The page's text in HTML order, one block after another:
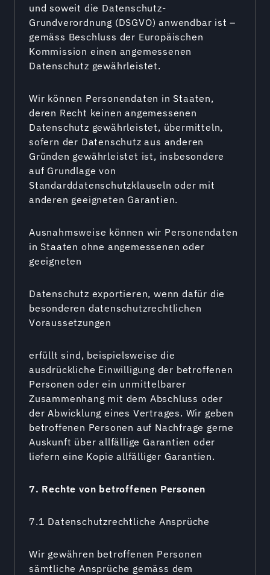
und soweit die Datenschutz-
Grundverordnung (DSGVO) anwendbar ist –
gemäss Beschluss der Europäischen
Kommission einen angemessenen
Datenschutz gewährleistet.
Wir können Personendaten in Staaten,
deren Recht keinen angemessenen
Datenschutz gewährleistet, übermitteln,
sofern der Datenschutz aus anderen
Gründen gewährleistet ist, insbesondere
auf Grundlage von
Standarddatenschutzklauseln oder mit
anderen geeigneten Garantien.
Ausnahmsweise können wir Personendaten
in Staaten ohne angemessenen oder
geeigneten
Datenschutz exportieren, wenn dafür die
besonderen datenschutzrechtlichen
Voraussetzungen
erfüllt sind, beispielsweise die
ausdrückliche Einwilligung der betroffenen
Personen oder ein unmittelbarer
Zusammenhang mit dem Abschluss oder
der Abwicklung eines Vertrages. Wir geben
betroffenen Personen auf Nachfrage gerne
Auskunft über allfällige Garantien oder
liefern eine Kopie allfälliger Garantien.
7. Rechte von betroffenen Personen
7.1 Datenschutzrechtliche Ansprüche
Wir gewähren betroffenen Personen
sämtliche Ansprüche gemäss dem